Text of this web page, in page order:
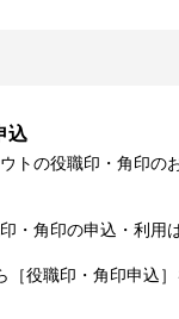
込
トの役職印・角印の
・角印の申込・利用
［役職印・角印申込